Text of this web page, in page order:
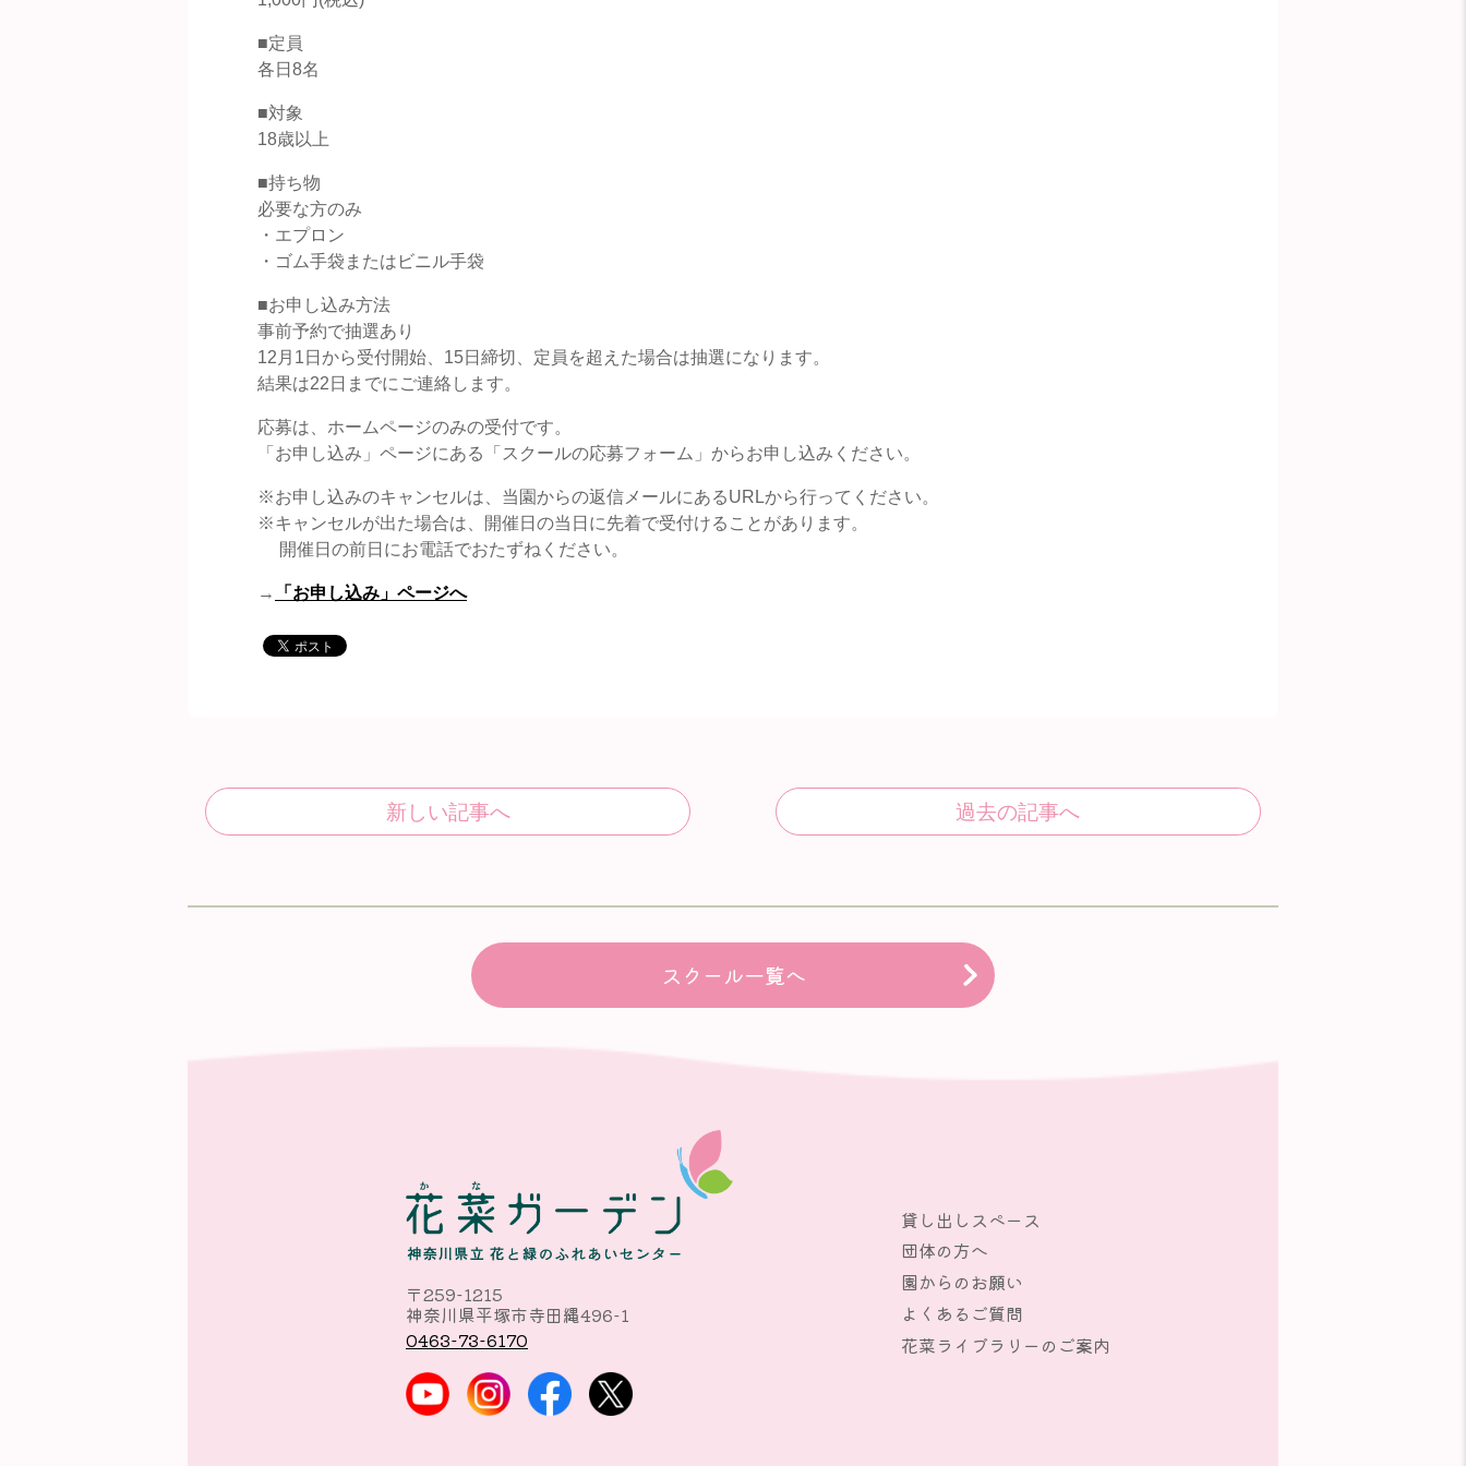
■定員
各日8名
■対象
18歳以上
■持ち物
必要な方のみ
・エプロン
・ゴム手袋またはビニル手袋
■お申し込み方法
事前予約で抽選あり
12月1日から受付開始、15日締切、定員を超えた場合は抽選になります。
結果は22日までにご連絡します。
応募は、ホームページのみの受付です。
「お申し込み」ページにある「スクールの応募フォーム」からお申し込みください。
※お申し込みのキャンセルは、当園からの返信メールにあるURLから行ってください。
※キャンセルが出た場合は、開催日の当日に先着で受付けることがあります。
開催日の前日にお電話でおたずねください。
→ 「お申し込み」ページへ
スクール一覧へ
〒259-1215
神奈川県平塚市寺田縄496-1
0463-73-6170
貸し出しスペース
団体の方へ
園からのお願い
よくあるご質問
花菜ライブラリーのご案内